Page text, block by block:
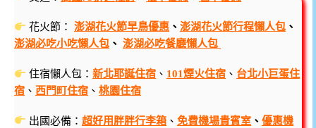
花火節： 澎湖花火節早鳥優惠 、澎湖花火節行程懶人包 、
澎湖必吃小吃懶人包 、 澎湖必吃餐廳懶人包
住宿懶人包：新北耶誕住宿 、 101煙火住宿 、 台北小巨蛋住
宿 、 西門町住宿 、 桃園住宿
出國必備：超好用胖胖行李箱 、免費機場貴賓室 、優惠機